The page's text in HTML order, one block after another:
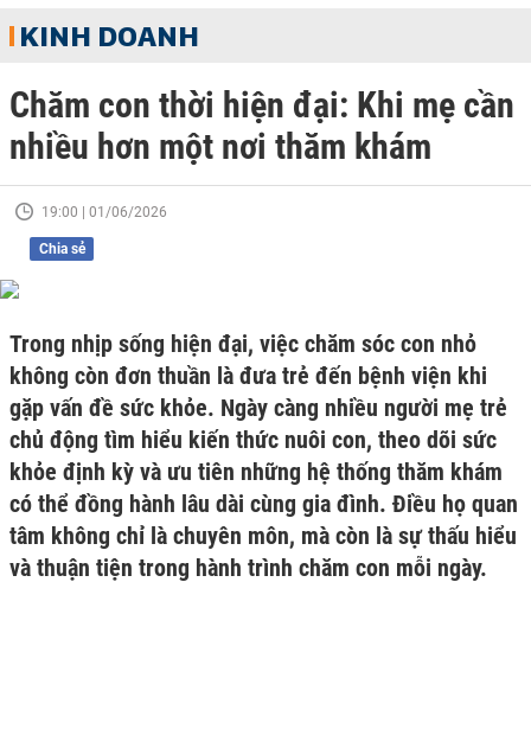
KINH DOANH
Chăm con thời hiện đại: Khi mẹ cần
nhiều hơn một nơi thăm khám
19:00 | 01/06/2026
Chia sẻ
Trong nhịp sống hiện đại, việc chăm sóc con nhỏ
không còn đơn thuần là đưa trẻ đến bệnh viện khi
gặp vấn đề sức khỏe. Ngày càng nhiều người mẹ trẻ
chủ động tìm hiểu kiến thức nuôi con, theo dõi sức
khỏe định kỳ và ưu tiên những hệ thống thăm khám
có thể đồng hành lâu dài cùng gia đình. Điều họ quan
tâm không chỉ là chuyên môn, mà còn là sự thấu hiểu
và thuận tiện trong hành trình chăm con mỗi ngày.